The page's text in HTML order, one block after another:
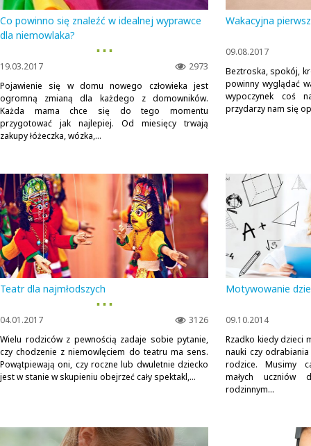
Co powinno się znaleźć w idealnej wyprawce
dla niemowlaka?
▪ ▪ ▪
2973
19.03.2017
Pojawienie się w domu nowego człowieka jest
ogromną zmianą dla każdego z domowników.
Każda mama chce się do tego momentu
przygotować jak najlepiej. Od miesięcy trwają
zakupy łóżeczka, wózka,...
Wakacyjna
09.08.2017
Beztroska, spokój,
powinny wyglądać
wypoczynek coś
przydarzy nam się
Teatr dla najmłodszych
▪ ▪ ▪
3126
04.01.2017
Wielu rodziców z pewnością zadaje sobie pytanie,
czy chodzenie z niemowlęciem do teatru ma sens.
Powątpiewają oni, czy roczne lub dwuletnie dziecko
jest w stanie w skupieniu obejrzeć cały spektakl,...
Motywowanie
09.10.2014
Rzadko kiedy dzieci
nauki czy
rodzice. Musimy
małych
rodzinnym...